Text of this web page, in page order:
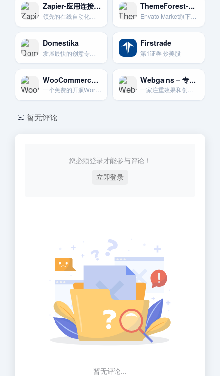
Zapier-应用连接与自动化神器
领先的在线自动化工具。无需代码即可连接你使用的各种Web应用并让任务自动化。
ThemeForest-网站模板交易市场
Envato Market旗下的一个市场。网页设计师和开发者可以在这里销售网站主题和模板。
Domestika
发展最快的创意专业人士在线社区，提供高质量的创意课程。
Firstrade
第1证券 炒美股
WooCommerce-WordPress电商心脏
一个免费的开源WordPress插件。可将任何WordPress网站转变为强大的电子商务商店。
Webgains – 专注效果，技术驱动
一家注重效果和创新的全球性联盟营销网络。
暂无评论
您必须登录才能参与评论！
立即登录
暂无评论...